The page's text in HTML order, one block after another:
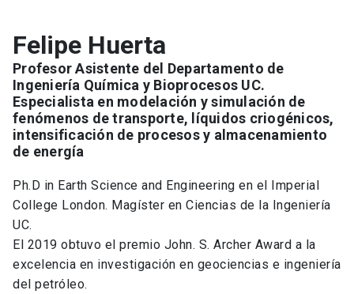
Felipe Huerta
Profesor Asistente del Departamento de
Ingeniería Química y Bioprocesos UC.
Especialista en modelación y simulación de
fenómenos de transporte, líquidos criogénicos,
intensificación de procesos y almacenamiento
de energía
Ph.D in Earth Science and Engineering en el Imperial
College London. Magíster en Ciencias de la Ingeniería
UC.
El 2019 obtuvo el premio John. S. Archer Award a la
excelencia en investigación en geociencias e ingeniería
del petróleo.